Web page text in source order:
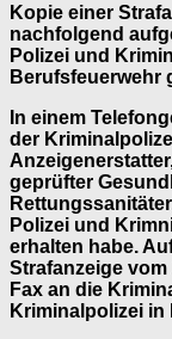
Kopie einer
nachfolgend
Polizei und
Berufsfeuerwehr
In einem
der
geprüfter
Polizei und
erhalten habe.
Strafanzeige
Fax an die
Kriminalpolizei